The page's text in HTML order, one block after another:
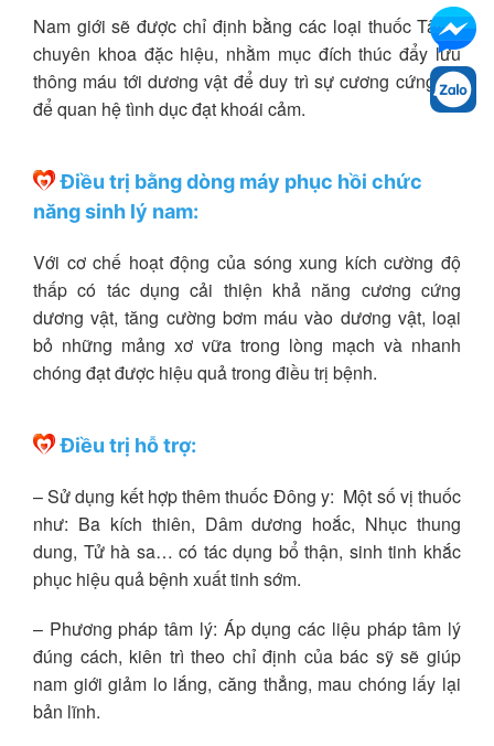
Nam giới sẽ được chỉ định bằng các loại thuốc Tây y
chuyên khoa đặc hiệu, nhằm mục đích thúc đẩy lưu
thông máu tới dương vật để duy trì sự cương cứng đủ
để quan hệ tình dục đạt khoái cảm.
Điều trị bằng dòng máy phục hồi chức
năng sinh lý nam:
Với cơ chế hoạt động của sóng xung kích cường độ
thấp có tác dụng cải thiện khả năng cương cứng
dương vật, tăng cường bơm máu vào dương vật, loại
bỏ những mảng xơ vữa trong lòng mạch và nhanh
chóng đạt được hiệu quả trong điều trị bệnh.
Điều trị hỗ trợ:
– Sử dụng kết hợp thêm thuốc Đông y: Một số vị thuốc
như: Ba kích thiên, Dâm dương hoắc, Nhục thung
dung, Tử hà sa… có tác dụng bổ thận, sinh tinh khắc
phục hiệu quả bệnh xuất tinh sớm.
– Phương pháp tâm lý: Áp dụng các liệu pháp tâm lý
đúng cách, kiên trì theo chỉ định của bác sỹ sẽ giúp
nam giới giảm lo lắng, căng thẳng, mau chóng lấy lại
bản lĩnh.